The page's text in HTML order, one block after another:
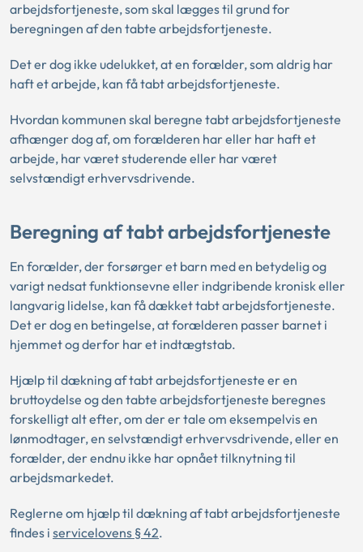
arbejdsfortjeneste, som skal lægges til grund for
beregningen af den tabte arbejdsfortjeneste.
Det er dog ikke udelukket, at en forælder, som aldrig har
haft et arbejde, kan få tabt arbejdsfortjeneste.
Hvordan kommunen skal beregne tabt arbejdsfortjeneste
afhænger dog af, om forælderen har eller har haft et
arbejde, har været studerende eller har været
selvstændigt erhvervsdrivende.
Beregning af tabt arbejdsfortjeneste
En forælder, der forsørger et barn med en betydelig og
varigt nedsat funktionsevne eller indgribende kronisk eller
langvarig lidelse, kan få dækket tabt arbejdsfortjeneste.
Det er dog en betingelse, at forælderen passer barnet i
hjemmet og derfor har et indtægtstab.
Hjælp til dækning af tabt arbejdsfortjeneste er en
bruttoydelse og den tabte arbejdsfortjeneste beregnes
forskelligt alt efter, om der er tale om eksempelvis en
lønmodtager, en selvstændigt erhvervsdrivende, eller en
forælder, der endnu ikke har opnået tilknytning til
arbejdsmarkedet.
Reglerne om hjælp til dækning af tabt arbejdsfortjeneste
findes i servicelovens § 42.